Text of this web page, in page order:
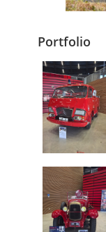
Portfolio